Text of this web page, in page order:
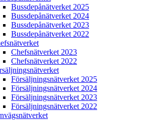
Bussdepå­nätverket 2025
Bussdepå­nätverket 2024
Bussdepå­nätverket 2023
Bussdepå­nätverket 2022
Chefs­nätverket 2023
Chefs­nätverket 2022
Försäljnings­nätverket 2025
Försäljnings­nätverket 2024
Försäljnings­nätverket 2023
Försäljnings­nätverket 2022